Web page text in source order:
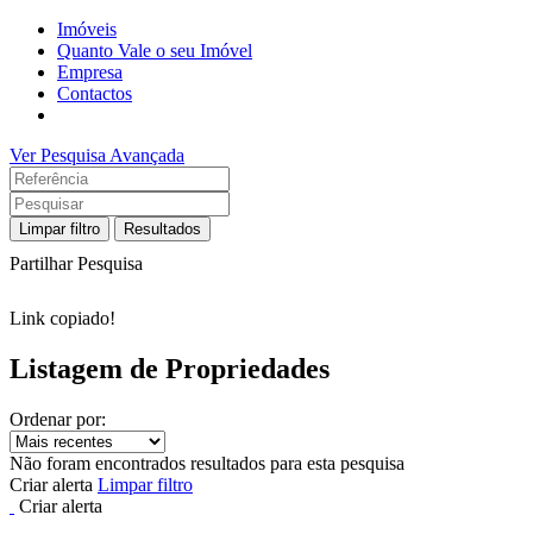
Imóveis
Quanto Vale o seu Imóvel
Empresa
Contactos
Ver Pesquisa Avançada
Limpar filtro Resultados
Partilhar Pesquisa
Link copiado!
Listagem de Propriedades
Ordenar por:
Não foram encontrados resultados para esta pesquisa
Criar alerta Limpar filtro
Criar alerta